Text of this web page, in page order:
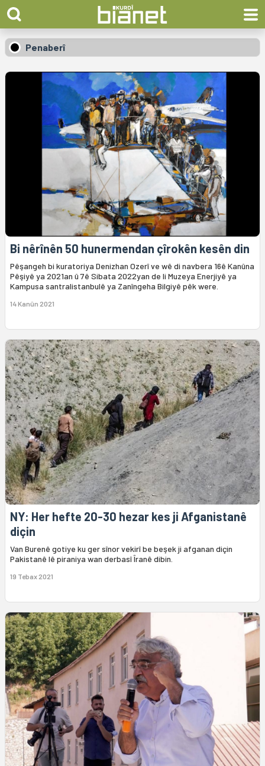
Penaberî
Bi nêrînên 50 hunermendan çîrokên kesên din
Pêşangeh bi kuratoriya Denizhan Ozerî ve wê di navbera 16ê Kanûna
Pêşiyê ya 2021an û 7ê Sibata 2022yan de li Muzeya Enerjiyê ya
Kampusa santralistanbulê ya Zanîngeha Bilgiyê pêk were.
14 Kanûn 2021
NY: Her hefte 20-30 hezar kes ji Afganistanê
diçin
Van Burenê gotiye ku ger sînor vekirî be beşek ji afganan diçin
Pakistanê lê piraniya wan derbasî Îranê dibin.
19 Tebax 2021